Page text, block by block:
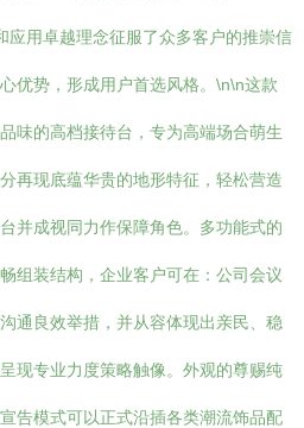
用卓越理念征服了众多客户的推崇信
优势，形成用户首选风格。\n\n这款
味的高档接待台，专为高端场合萌生
再现底蕴华贵的地形特征，轻松营造
并成视同力作保障角色。多功能式的
组装结构，企业客户可在：公司会议
通良效举措，并从容体现出亲民、稳
现专业力度策略触像。外观的尊赐纯
告模式可以正式沿插各类潮流饰品配